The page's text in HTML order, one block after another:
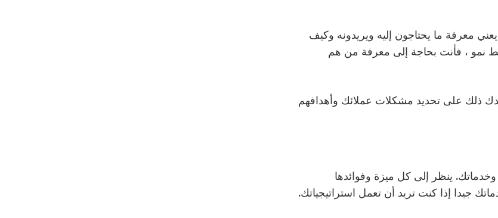
معرفة ما يحتاجون إليه ويريدونه وكيف
نمو ، فأنت بحاجة إلى معرفة من هم
ذلك على تحديد مشكلات عملائك وأهدافهم
ينظر إلى كل ميزة وفوائدها
جيدا إذا كنت تريد أن تعمل استراتيجياتك.